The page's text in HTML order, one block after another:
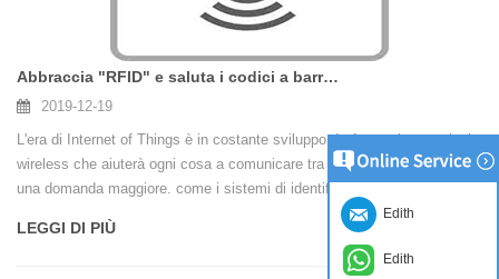
Abbraccia "RFID" e saluta i codici a barre tradizionali!
2019-12-19
L'era di Internet of Things è in costante sviluppo. In futuro, la tecnologia
wireless che aiuterà ogni cosa a comunicare tra loro dovrebbe introdurre
una domanda maggiore. come i sistemi di identificazione
a radiofrequenza (RFID) che esistono da molti anni, ma ci sono ancora
molti problemi nel campo RFID. In questo caso, per comprendere
meglio l'RFID, è necessario comprendere nuovamente l'RFID.
LEGGI DI PIÙ
Edith
Edith